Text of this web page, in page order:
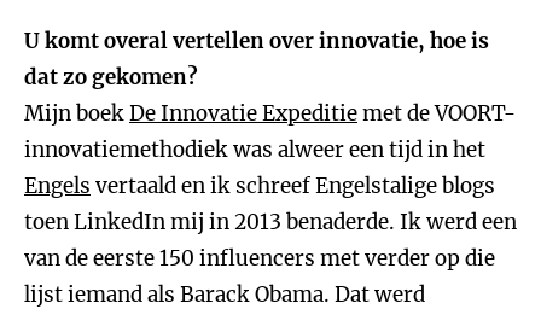
U komt overal vertellen over innovatie, hoe is
dat zo gekomen?
Mijn boekDe Innovatie Expeditiemet de VOORT-
innovatiemethodiek was alweer een tijd in het
Engels vertaald en ik schreef Engelstalige blogs
toen LinkedIn mij in 2013 benaderde. Ik werd een
van de eerste 150 influencers met verder op die
lijst iemand als Barack Obama. Dat werd